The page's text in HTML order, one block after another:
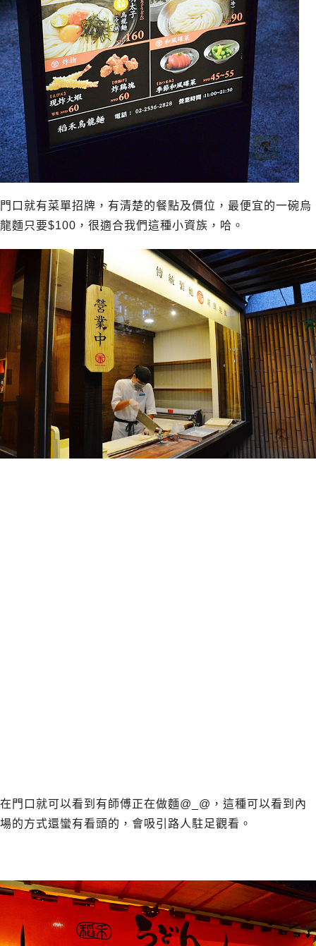
門口就有菜單招牌，有清楚的餐點及價位，最便宜的一碗烏
龍麵只要$100，很適合我們這種小資族，哈。
在門口就可以看到有師傅正在做麵@_@，這種可以看到內
場的方式還蠻有看頭的，會吸引路人駐足觀看。